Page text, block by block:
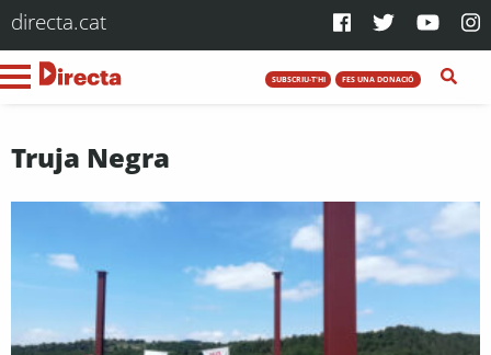
directa.cat
SUBSCRIU-T'HI FES UNA DONACIÓ
Truja Negra